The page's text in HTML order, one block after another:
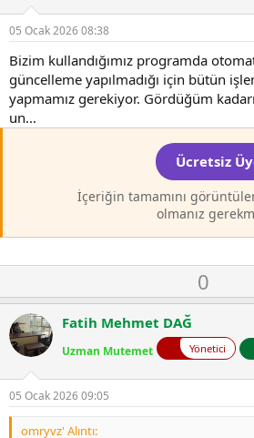
05 Ocak 2026 08:38
Bizim kullandığımız programda
güncelleme yapılmadığı için bütün
yapmamız gerekiyor. Gördüğüm
un...
Ücretsiz
İçeriğin tamamını
olmanız
O
y
l
a
0
Fatih Mehmet DAĞ
Uzman Mutemet Yönetici
05 Ocak 2026 09:05
omryvz' Alıntı: